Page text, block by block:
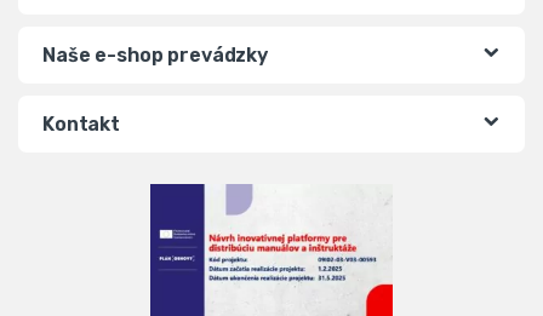
Naše e-shop prevádzky
Kontakt